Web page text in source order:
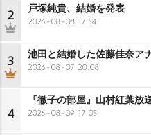
2 戸塚純貴、結婚を発表
2026-08-08 17:54
3 池田と結婚した佐藤佳奈ア
2026-08-07 20:08
4
『徹子の部屋』山村紅葉放
2026-08-09 17:05